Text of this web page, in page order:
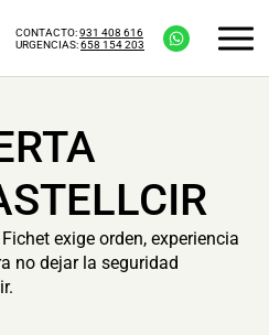
CONTACTO:931 408 616
URGENCIAS:658 154 203
exige orden, experiencia
no dejar la seguridad